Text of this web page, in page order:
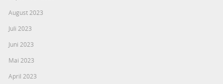
August 2023
Juli 2023
Juni 2023
Mai 2023
April 2023